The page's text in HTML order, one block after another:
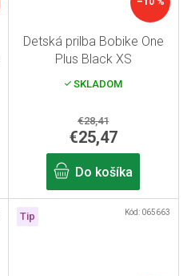
Detská prilba Bobike One
Plus Black XS
SKLADOM
€28,41
€25,47
Do košíka
Tip Kód: 065663